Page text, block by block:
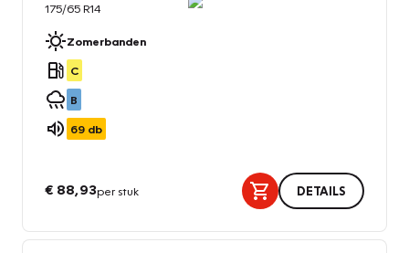
175/65 R14
Zomerbanden
C
B
69 db
€ 88,93per stuk DETAILS